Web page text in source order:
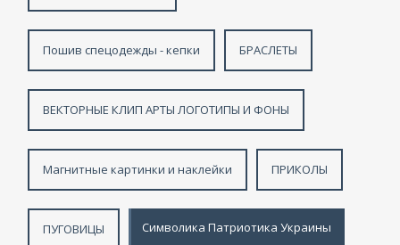
Пошив спецодежды - кепки БРАСЛЕТЫ
ВЕКТОРНЫЕ КЛИП АРТЫ ЛОГОТИПЫ И ФОНЫ
Магнитные картинки и наклейки ПРИКОЛЫ
ПУГОВИЦЫ Символика Патриотика Украины